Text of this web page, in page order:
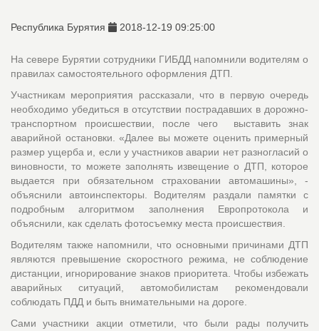
Республика Бурятия 2018-12-19 09:25:00
На севере Бурятии сотрудники ГИБДД напомнили водителям о
правилах самостоятельного оформления ДТП.
Участникам мероприятия рассказали, что в первую очередь
необходимо убедиться в отсутствии пострадавших в дорожно-
транспортном происшествии, после чего выставить знак
аварийной остановки. «Далее вы можете оценить примерный
размер ущерба и, если у участников аварии нет разногласий о
виновности, то можете заполнять извещение о ДТП, которое
выдается при обязательном страховании автомашины», -
объяснили автоинспекторы. Водителям раздали памятки с
подробным алгоритмом заполнения Европротокола и
объяснили, как сделать фотосъемку места происшествия.
Водителям также напомнили, что основными причинами ДТП
являются превышение скоростного режима, не соблюдение
дистанции, игнорирование знаков приоритета. Чтобы избежать
аварийных ситуаций, автомобилистам рекомендовали
соблюдать ПДД и быть внимательными на дороге.
Сами участники акции отметили, что были рады получить